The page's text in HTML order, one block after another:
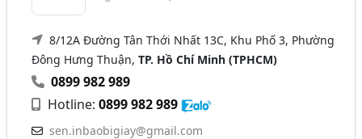
8/12A Đường Tân Thới Nhất 13C, Khu Phố 3, Phường
Đông Hưng Thuận,TP. Hồ Chí Minh (TPHCM)
0899 982 989
Hotline:0899 982 989
sen.inbaobigiay@gmail.com